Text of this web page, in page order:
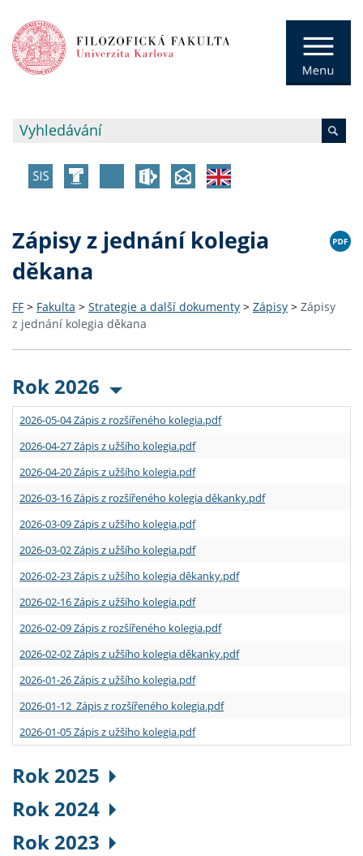
Zápisy z jednání kolegia
děkana
FF > Fakulta > Strategie a další dokumenty > Zápisy > Zápisy
z jednání kolegia děkana
Rok 2026
2026-05-04 Zápis z rozšířeného kolegia.pdf
2026-04-27 Zápis z užšího kolegia.pdf
2026-04-20 Zápis z užšího kolegia.pdf
2026-03-16 Zápis z rozšířeného kolegia děkanky.pdf
2026-03-09 Zápis z užšího kolegia.pdf
2026-03-02 Zápis z užšího kolegia.pdf
2026-02-23 Zápis z užšího kolegia děkanky.pdf
2026-02-16 Zápis z užšího kolegia.pdf
2026-02-09 Zápis z rozšířeného kolegia.pdf
2026-02-02 Zápis z užšího kolegia děkanky.pdf
2026-01-26 Zápis z užšího kolegia.pdf
2026-01-12 Zápis z rozšířeného kolegia.pdf
2026-01-05 Zápis z užšího kolegia.pdf
Rok 2025
Rok 2024
Rok 2023